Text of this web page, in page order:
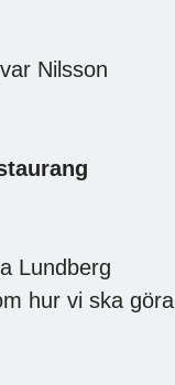
Nilsson
Lundberg
hur vi ska göra